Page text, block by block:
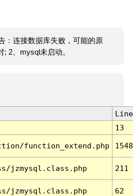
：连接数据库失败，可能的原
; 2、mysql未启动。
Line
13
function_extend.php 1548
jzmysql.class.php 211
jzmysql.class.php 62